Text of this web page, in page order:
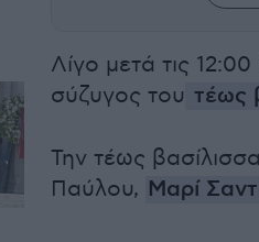
Λίγο μετά τις
σύζυγος του τέως
Την τέως
Παύλου, Μαρί